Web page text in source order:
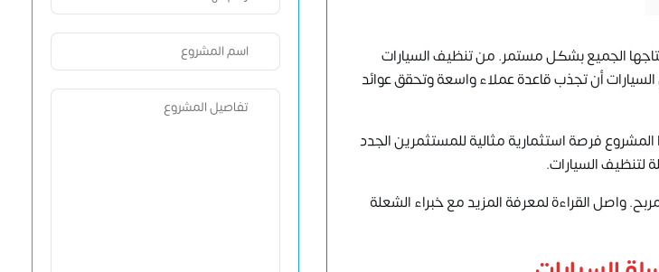
الجميع بشكل مستمر. من تنظيف السيارات
أن تجذب قاعدة عملاء واسعة وتحقق عوائد
المشروع فرصة استثمارية مثالية للمستثمرين الجدد
السيارات.
واصل القراءة لمعرفة المزيد مع خبراءالشعلة